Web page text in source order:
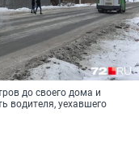
до своего дома и
водителя, уехавшего